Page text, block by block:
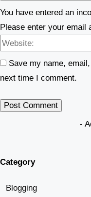
You have entered an
Please enter your email
Save my name,
next time I comment.
-
Category
Blogging